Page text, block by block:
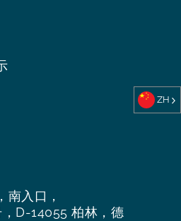
南入口，
D-14055 柏林，德
ZH